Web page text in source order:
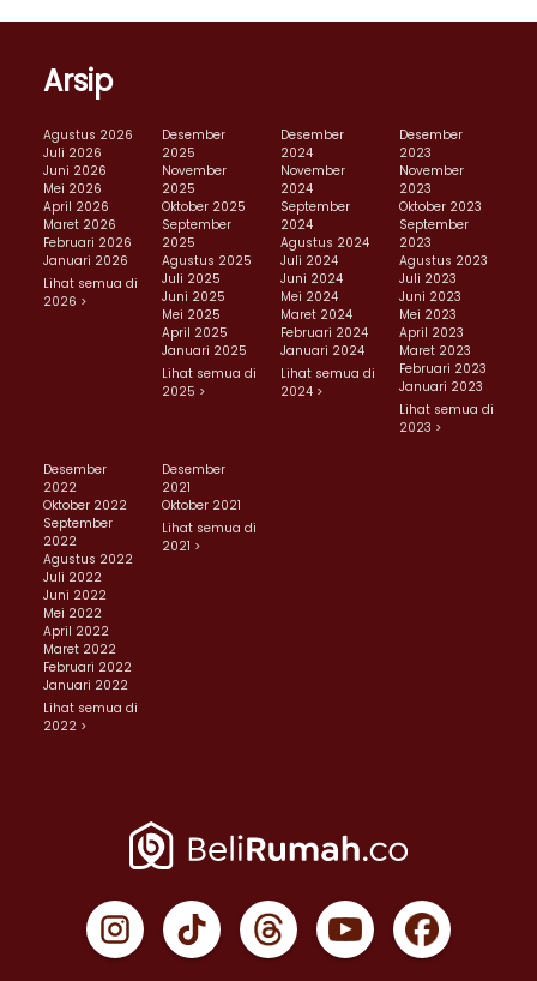
Arsip
Agustus 2026
Juli 2026
Juni 2026
Mei 2026
April 2026
Maret 2026
Februari 2026
Januari 2026
Lihat semua di
2026 >
Desember
2025
November
2025
Oktober 2025
September
2025
Agustus 2025
Juli 2025
Juni 2025
Mei 2025
April 2025
Januari 2025
Lihat semua di
2025 >
Desember
2024
November
2024
September
2024
Agustus 2024
Juli 2024
Juni 2024
Mei 2024
Maret 2024
Februari 2024
Januari 2024
Lihat semua di
2024 >
Desember
2023
November
2023
Oktober 2023
September
2023
Agustus 2023
Juli 2023
Juni 2023
Mei 2023
April 2023
Maret 2023
Februari 2023
Januari 2023
Lihat semua di
2023 >
Desember
2022
Oktober 2022
September
2022
Agustus 2022
Juli 2022
Juni 2022
Mei 2022
April 2022
Maret 2022
Februari 2022
Januari 2022
Lihat semua di
2022 >
Desember
2021
Oktober 2021
Lihat semua di
2021 >